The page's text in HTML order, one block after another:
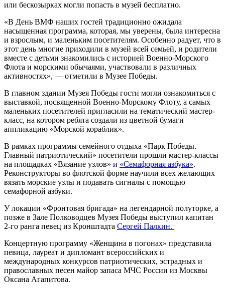
или бескозырках могли попасть в музей бесплатно.
«В День ВМФ наших гостей традиционно ожидала
насыщенная программа, которая, мы уверены, была интересна
и взрослым, и маленьким посетителям. Особенно радует, что в
этот день многие приходили в музей всей семьей, и родители
вместе с детьми знакомились с историей Военно-Морского
Флота и морскими обычаями, участвовали в различных
активностях», — отметили в Музее Победы.
В главном здании Музея Победы гости могли ознакомиться с
выставкой, посвященной Военно-Морскому Флоту, а самых
маленьких посетителей пригласили на тематический мастер-
класс, на котором ребята создали из цветной бумаги
аппликацию «Морской кораблик».
В рамках программы семейного отдыха «Парк Победы.
Главный патриотический» посетители прошли мастер-классы
на площадках «Вязание узлов» и «Семафорная азбука».
Реконструкторы во флотской форме научили всех желающих
вязать морские узлы и подавать сигналы с помощью
семафорной азбуки.
У локации «Фронтовая бригада» на легендарной полуторке, а
позже в Зале Полководцев Музея Победы выступил капитан
2-го ранга певец из Кронштадта Сергей Палкин.
Концертную программу «Женщина в погонах» представила
певица, лауреат и дипломант всероссийских и
международных конкурсов патриотических, эстрадных и
православных песен майор запаса МЧС России из Москвы
Оксана Агапитова.